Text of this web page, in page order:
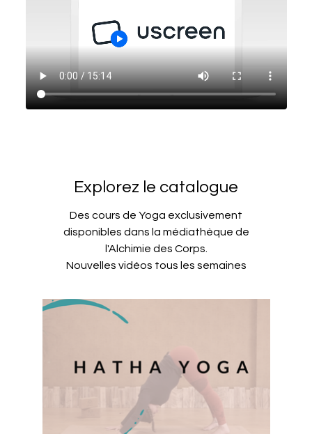
Explorez le catalogue
Des cours de Yoga exclusivement
disponibles dans la médiathèque de
l'Alchimie des Corps.
Nouvelles vidéos tous les semaines